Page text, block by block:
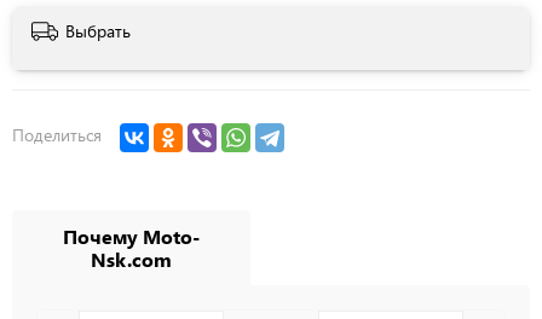
Выбрать
Поделиться
Почему Moto-
Nsk.com